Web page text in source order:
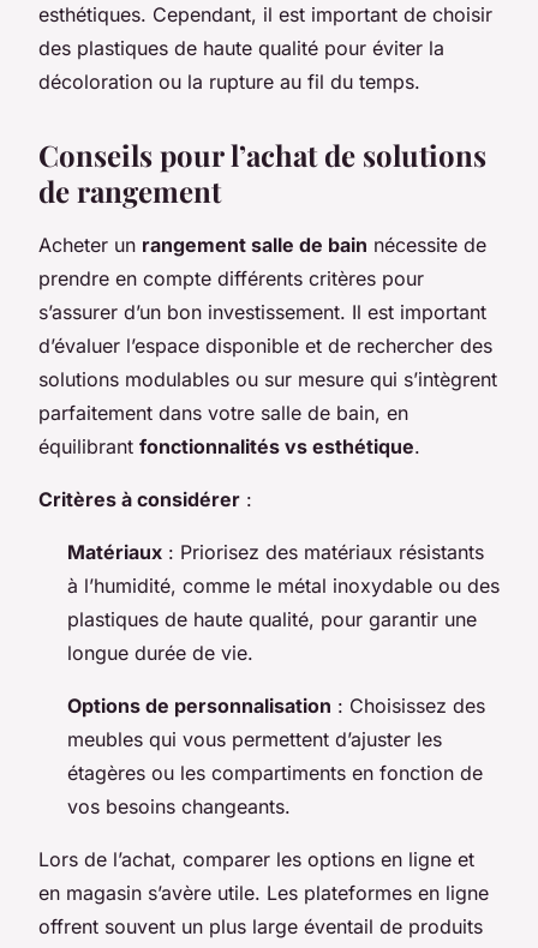
esthétiques. Cependant, il est important de choisir
des plastiques de haute qualité pour éviter la
décoloration ou la rupture au fil du temps.
Conseils pour l’achat de solutions
de rangement
Acheter un rangement salle de bain nécessite de
prendre en compte différents critères pour
s’assurer d’un bon investissement. Il est important
d’évaluer l’espace disponible et de rechercher des
solutions modulables ou sur mesure qui s’intègrent
parfaitement dans votre salle de bain, en
équilibrant fonctionnalités vs esthétique.
Critères à considérer :
Matériaux : Priorisez des matériaux résistants
à l’humidité, comme le métal inoxydable ou des
plastiques de haute qualité, pour garantir une
longue durée de vie.
Options de personnalisation : Choisissez des
meubles qui vous permettent d’ajuster les
étagères ou les compartiments en fonction de
vos besoins changeants.
Lors de l’achat, comparer les options en ligne et
en magasin s’avère utile. Les plateformes en ligne
offrent souvent un plus large éventail de produits